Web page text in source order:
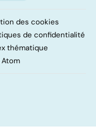
des cookies
de confidentialité
thématique
Atom